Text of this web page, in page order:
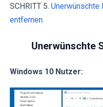
SCHRITT 5.
entfernen.
Unerwünschte
Windows 10 Nutzer: